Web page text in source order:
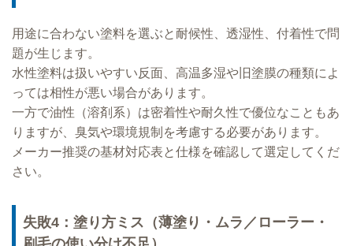
用途に合わない塗料を選ぶと耐候性、透湿性、付着性で問
題が生じます。
水性塗料は扱いやすい反面、高温多湿や旧塗膜の種類によ
っては相性が悪い場合があります。
一方で油性（溶剤系）は密着性や耐久性で優位なこともあ
りますが、臭気や環境規制を考慮する必要があります。
メーカー推奨の基材対応表と仕様を確認して選定してくだ
さい。
失敗4：塗り方ミス（薄塗り・ムラ／ローラー・